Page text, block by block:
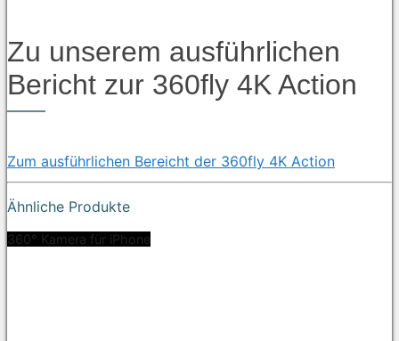
Zu unserem ausführlichen
Bericht zur 360fly 4K Action
Zum ausführlichen Bereicht der 360fly 4K Action
Ähnliche Produkte
360° Kamera für iPhone